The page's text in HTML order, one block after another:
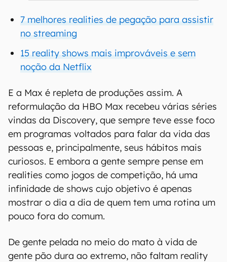
7 melhores realities de pegação para assistir
no streaming
15 reality shows mais improváveis e sem
noção da Netflix
E a Max é repleta de produções assim. A
reformulação da HBO Max recebeu várias séries
vindas da Discovery, que sempre teve esse foco
em programas voltados para falar da vida das
pessoas e, principalmente, seus hábitos mais
curiosos. E embora a gente sempre pense em
realities como jogos de competição, há uma
infinidade de shows cujo objetivo é apenas
mostrar o dia a dia de quem tem uma rotina um
pouco fora do comum.
De gente pelada no meio do mato à vida de
gente pão dura ao extremo, não faltam reality